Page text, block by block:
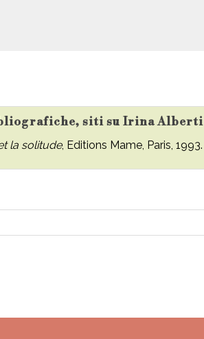
siti su Irina Alberti
et la solitude, Editions Mame, Paris, 1993.